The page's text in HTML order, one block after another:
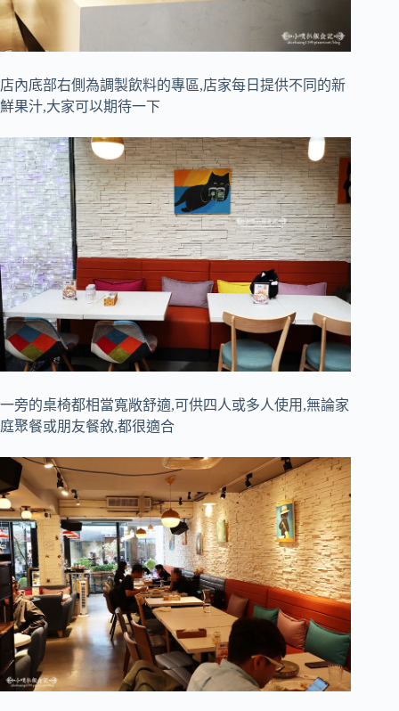
店內底部右側為調製飲料的專區,店家每日提供不同的新
鮮果汁,大家可以期待一下
一旁的桌椅都相當寬敞舒適,可供四人或多人使用,無論家
庭聚餐或朋友餐敘,都很適合